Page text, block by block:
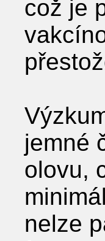
což je
jemné
olovu,
nelze